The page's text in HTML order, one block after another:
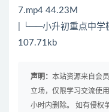
7.mp4 44.23M
| └──小升初重点中学
107.71kb
声明： 本站资源来自会
立场，仅限学习交流使
小时内删除。 如有侵权